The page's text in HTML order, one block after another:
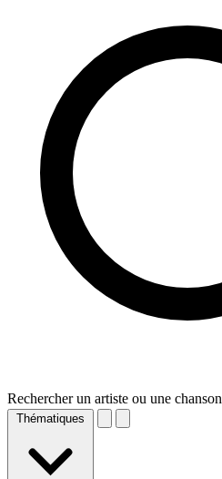
Rechercher un artiste ou une chanson
Thématiques